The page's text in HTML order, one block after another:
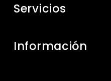
Servicios
Información